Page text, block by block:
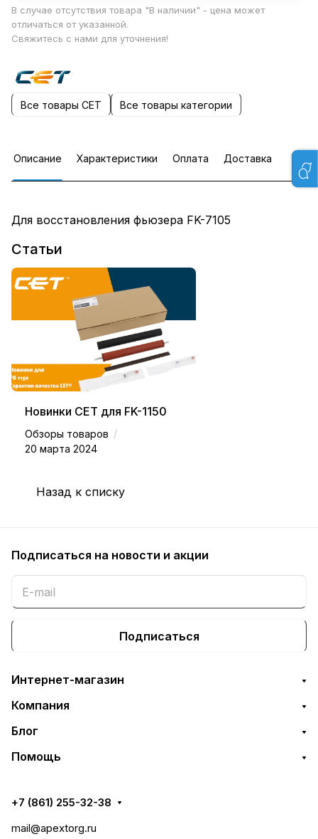
В случае отсутствия товара "В наличии" - цена может
отличаться от указанной.
Свяжитесь с нами для уточнения!
Все товары CET Все товары категории
Описание Характеристики Оплата Доставка
Для восстановления фьюзера FK-7105
Статьи
Новинки СЕТ для FK-1150
Обзоры товаров /
20 марта 2024
Назад к списку
Подписаться на новости и акции
Подписаться
Интернет-магазин
Компания
Блог
Помощь
+7 (861) 255-32-38
mail@apextorg.ru